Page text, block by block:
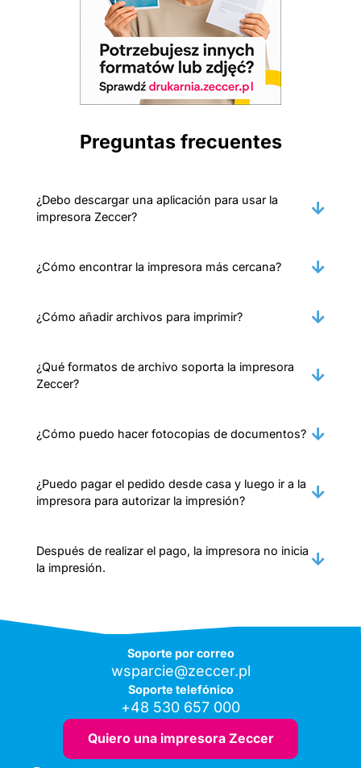
Preguntas frecuentes
¿Debo descargar una aplicación para usar la
impresora Zeccer?
¿Cómo encontrar la impresora más cercana?
¿Cómo añadir archivos para imprimir?
¿Qué formatos de archivo soporta la impresora
Zeccer?
¿Cómo puedo hacer fotocopias de documentos?
¿Puedo pagar el pedido desde casa y luego ir a la
impresora para autorizar la impresión?
Después de realizar el pago, la impresora no inicia
la impresión.
Soporte por correo
wsparcie@zeccer.pl
Soporte telefónico
+48 530 657 000
Quiero una impresora Zeccer